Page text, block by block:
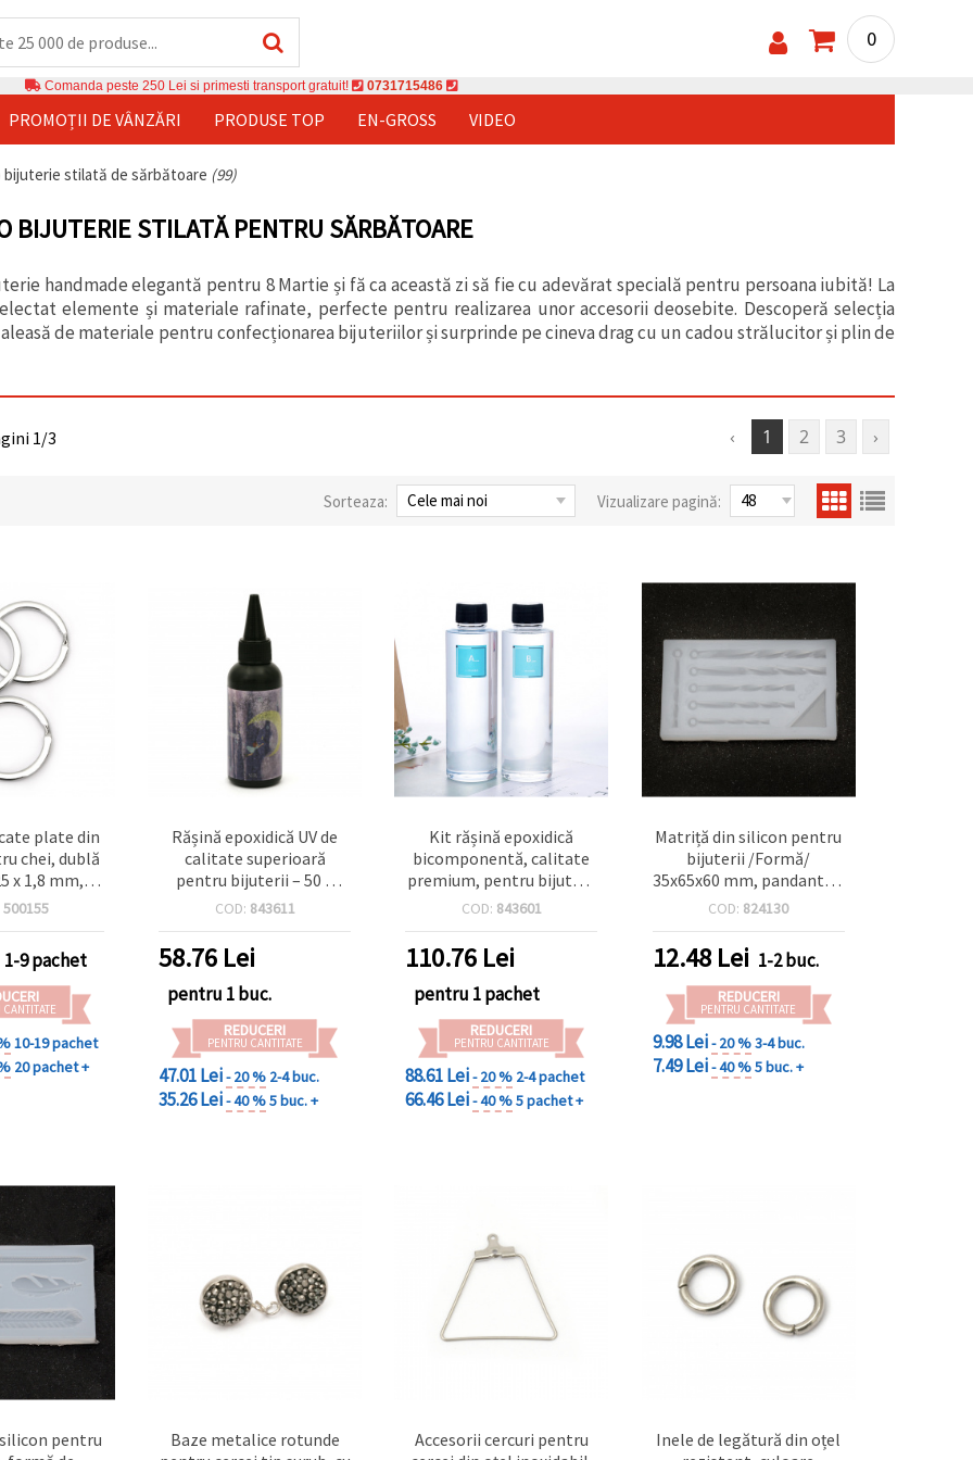
0
Comanda peste 250 Lei si primesti transport gratuit! 0731715486
PROMOȚII DE VÂNZĂRI PRODUSE TOP EN-GROSS VIDEO
bijuterie stilată de sărbătoare (99)
BIJUTERIE STILATĂ PENTRU SĂRBĂTOARE
handmade elegantă pentru 8 Martie și fă ca această zi să fie cu adevărat specială pentru persoana iubită! La
elemente și materiale rafinate, perfecte pentru realizarea unor accesorii deosebite. Descoperă selecția
de materiale pentru confecționarea bijuteriilor și surprinde pe cineva drag cu un cadou strălucitor și plin de
‹ 1 2 3 ›
1/3
Sorteaza: Vizualizare pagină:
plate din
chei, dublă
x 1,8 mm,
de 10 bucăți
500155
1-9 pachet
CANTITATE
10-19 pachet
20 pachet +
Rășină epoxidică UV de
calitate superioară
pentru bijuterii – 50 g
(1,76 oz), ultra clară,
întărire la lumină UV,
luciu ridicat pentru
matrițe, pandantive și
proiecte DIY/handmade
din rășină
COD: 843611
58.76 Lei
pentru 1 buc.
REDUCERI
PENTRU CANTITATE
47.01 Lei- 20 % 2-4 buc.
35.26 Lei- 40 %5 buc. +
Kit rășină epoxidică
bicomponentă, calitate
premium, pentru bijuterii
handmade, raport A/B
COD: 843601
110.76 Lei
pentru 1 pachet
REDUCERI
PENTRU CANTITATE
88.61 Lei- 20 % 2-4 pachet
66.46 Lei- 40 %5 pachet +
Matriță din silicon pentru
bijuterii /Formă/
35x65x60 mm, pandantive
tip tub răsucit, accesoriu
COD: 824130
12.48Lei 1-2 buc.
REDUCERI
PENTRU CANTITATE
9.98 Lei- 20 %3-4 buc.
7.49 Lei- 40 %5 buc. +
pentru
Baze metalice rotunde
Accesorii cercuri pentru
Inele de legătură din oțel